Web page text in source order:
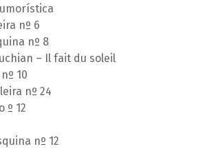
nº 6
nº 8
– Il fait du soleil
10
nº 24
º 12
nº 12